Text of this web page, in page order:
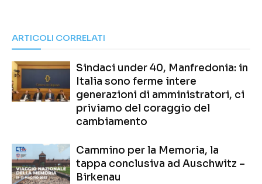
ARTICOLI CORRELATI
Sindaci under 40, Manfredonia: in
Italia sono ferme intere
generazioni di amministratori, ci
priviamo del coraggio del
cambiamento
Cammino per la Memoria, la
tappa conclusiva ad Auschwitz –
Birkenau